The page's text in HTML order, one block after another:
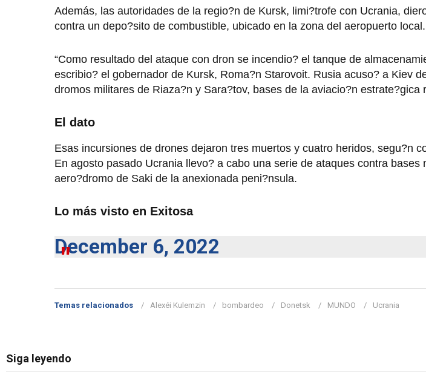
Además, las autoridades de la regio?n de Kursk, limi?trofe con Ucrania,
contra un depo?sito de combustible, ubicado en la zona del aeropuerto local.
“Como resultado del ataque con dron se incendio? el tanque de
escribio? el gobernador de Kursk, Roma?n Starovoit. Rusia acuso? a Kiev
dromos militares de Riaza?n y Sara?tov, bases de la aviacio?n estrate?gica
El dato
Esas incursiones de drones dejaron tres muertos y cuatro heridos, segu?n
En agosto pasado Ucrania llevo? a cabo una serie de ataques contra bases
aero?dromo de Saki de la anexionada peni?nsula.
Lo más visto en Exitosa
December 6, 2022
Temas relacionados Alexéi Kulemzin bombardeo Donetsk MUNDO Ucrania
Siga leyendo